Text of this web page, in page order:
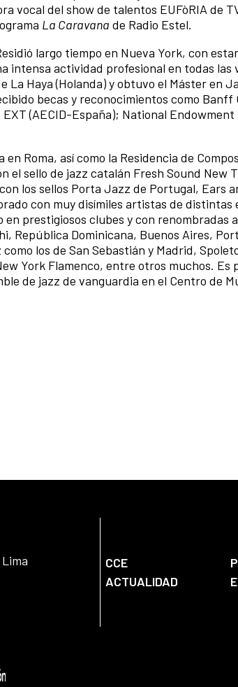
vocal del show de talentos EUFòRIA de
La Caravana de Radio Estel.
largo tiempo en Nueva York, con
intensa actividad profesional en todas las
La Haya (Holanda) y obtuvo el Máster en
becas y reconocimientos como Banff
(AECID-España); National
Roma, así como la Residencia de
el sello de jazz catalán Fresh Sound New
los sellos Porta Jazz de Portugal, Ears
con muy disímiles artistas de distintas
prestigiosos clubes y con renombradas
República Dominicana, Buenos Aires,
los de San Sebastián y Madrid,
York Flamenco, entre otros muchos. Es
de jazz de vanguardia en el Centro de
CCE
ACTUALIDAD